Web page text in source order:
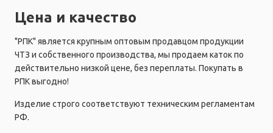
Цена и качество
"РПК" является крупным оптовым продавцом продукции
ЧТЗ и собственного производства, мы продаем каток по
действительно низкой цене, без переплаты. Покупать в
РПК выгодно!
Изделие строго соответствуют техническим регламентам
РФ.